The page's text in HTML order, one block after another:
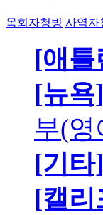
목회자청빙 사역자
[애틀
[뉴욕]
부(
[기타]
[캘리